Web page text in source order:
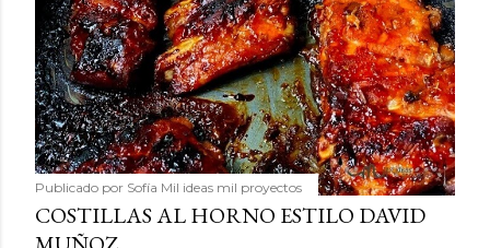
Publicado por Sofía Mil ideas mil proyectos
COSTILLAS AL HORNO ESTILO DAVID